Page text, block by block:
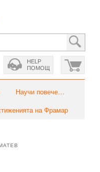
HELP
ПОМОЩ
Научи повече…
на Фрамар